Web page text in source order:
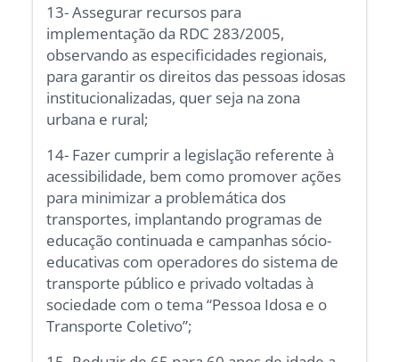
13- Assegurar recursos para
implementação da RDC 283/2005,
observando as especificidades regionais,
para garantir os direitos das pessoas idosas
institucionalizadas, quer seja na zona
urbana e rural;
14- Fazer cumprir a legislação referente à
acessibilidade, bem como promover ações
para minimizar a problemática dos
transportes, implantando programas de
educação continuada e campanhas sócio-
educativas com operadores do sistema de
transporte público e privado voltadas à
sociedade com o tema “Pessoa Idosa e o
Transporte Coletivo”;